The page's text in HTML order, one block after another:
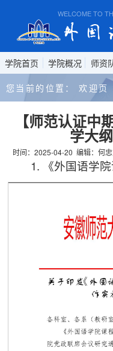
WELCOME TO THE
学院首页 学院概况 师资
您当前的位置： 欢迎页
【师范认证中
学大
时间：2025-04-20 编辑：何
1. 《外国语学